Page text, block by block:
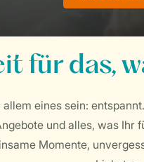
für das,
eines sein:
und alles, was
Momente,